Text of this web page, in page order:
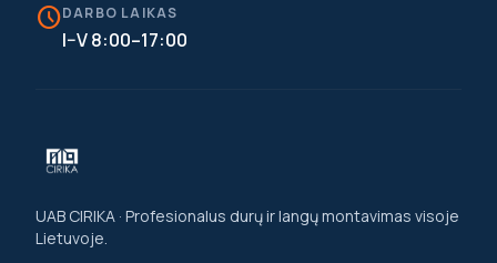
scheduleDARBO LAIKAS
I–V 8:00–17:00
UAB CIRIKA · Profesionalus durų ir langų montavimas visoje
Lietuvoje.